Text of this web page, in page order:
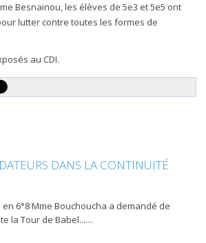
Besnainou, les élèves de 5e3 et 5e5 ont
lutter contre toutes les formes de
au CDI.
DANS LA CONTINUITÉ
6°8 Mme Bouchoucha a demandé de
la Tour de Babel...…